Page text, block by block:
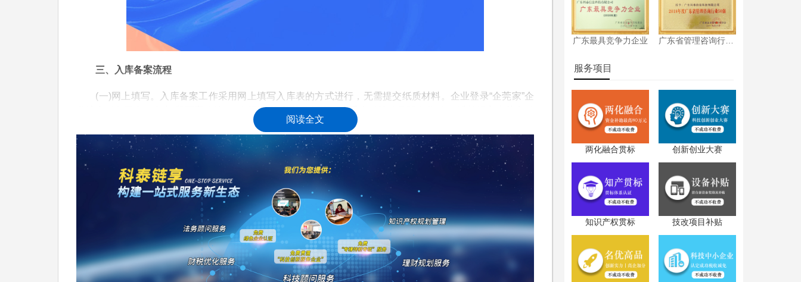
三、入库备案流程
(一)网上填写。入库备案工作采用网上填写入库表的方式进行，无需提交纸质材料。企业登录“企莞家”企
业综合服务平台，点击“我要享政策”—“申报”—搜索事项“国家、省重大科技项目配套奖励”，跳转进入东莞市科
技业务管理系统，由入库单位的相关负责人填写申报书，并提交至所属镇街(园区)科技主管部门。首次申报的
单位必须注册东莞市科技业务管理系统账号。如有企业前往政务服务中心咨询，请各镇街(园区)政务服务中心
做好网办导办指引工作，积极引导企业通过“企莞家”平台进行线上申报。
(二)镇街推荐。由所属镇街(园区)科技主管部门通过线上系统开展预审工作，预审通过后予以推荐，报送
市科技局受理。预审重点对项目入库表填写规范性、申报材料完整性、相关单位经营状况等内容进行审核，并
(三)项目审查。经市科技局审查通过，纳入2026年东莞市重大科技项目(国家、省重大科技项目配套奖励)
项目库。
(四)及时更新项目情况。项目通过中期评估、验收等重要节点时，项目单位应及时在系统更新相关情况。
阅读全文
广东最具竞争力企业
服务项目
两化融合贯标 创新创业大赛
知识产权贯标 技改项目补贴